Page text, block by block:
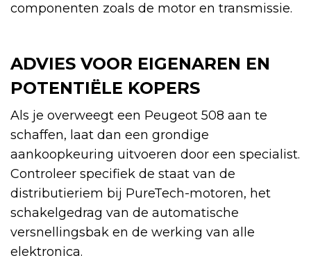
componenten zoals de motor en transmissie.
ADVIES VOOR EIGENAREN EN
POTENTIËLE KOPERS
Als je overweegt een Peugeot 508 aan te
schaffen, laat dan een grondige
aankoopkeuring uitvoeren door een specialist.
Controleer specifiek de staat van de
distributieriem bij PureTech-motoren, het
schakelgedrag van de automatische
versnellingsbak en de werking van alle
elektronica.